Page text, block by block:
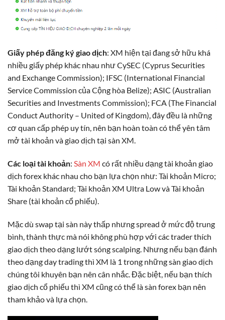
Giấy phép đăng ký giao dịch: XM hiện tại đang sở hữu khá
nhiều giấy phép khác nhau như CySEC (Cyprus Securities
and Exchange Commission); IFSC (International Financial
Service Commission của Cộng hòa Belize); ASIC (Australian
Securities and Investments Commission); FCA (The Financial
Conduct Authority – United of Kingdom), đây đều là những
cơ quan cấp phép uy tín, nên bạn hoàn toàn có thể yên tâm
mở tài khoản và giao dịch tại sàn XM.
Các loại tài khoản: Sàn XM có rất nhiều dạng tài khoản giao
dịch forex khác nhau cho bạn lựa chọn như: Tài khoản Micro;
Tài khoản Standard; Tài khoản XM Ultra Low và Tài khoản
Share (tài khoản cổ phiếu).
Mặc dù swap tại sàn này thấp nhưng spread ở mức độ trung
bình, thành thực mà nói không phù hợp với các trader thích
giao dịch theo dạng lướt sóng scalping. Nhưng nếu bạn đánh
theo dạng day trading thì XM là 1 trong những sàn giao dịch
chúng tôi khuyên bạn nên cân nhắc. Đặc biệt, nếu bạn thích
giao dịch cổ phiếu thì XM cũng có thể là sàn forex bạn nên
tham khảo và lựa chọn.